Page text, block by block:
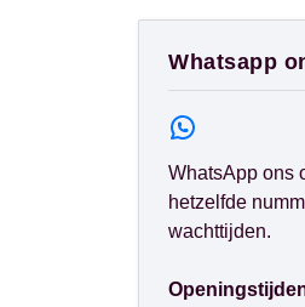
Whatsapp
WhatsApp ons
hetzelfde
wachttijden.